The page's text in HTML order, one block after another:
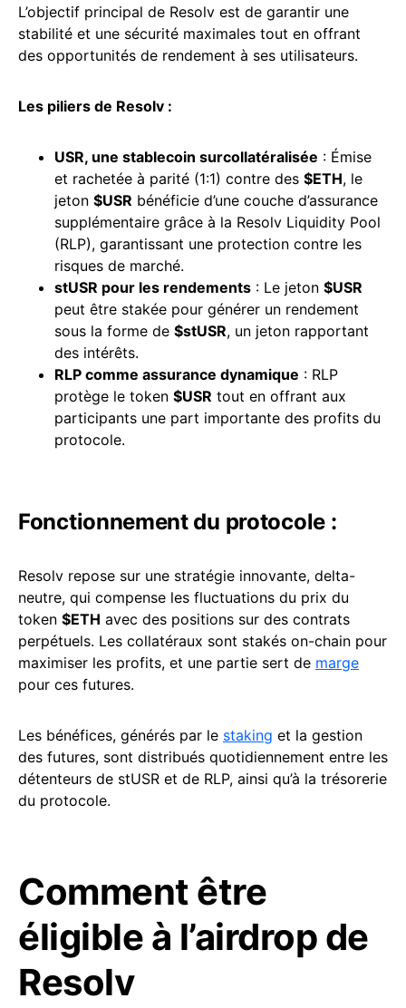
L’objectif principal de Resolv est de garantir une
stabilité et une sécurité maximales tout en offrant
des opportunités de rendement à ses utilisateurs.
Les piliers de Resolv :
USR, une stablecoin surcollatéralisée : Émise
et rachetée à parité (1:1) contre des $ETH, le
jeton $USR bénéficie d’une couche d’assurance
supplémentaire grâce à la Resolv Liquidity Pool
(RLP), garantissant une protection contre les
risques de marché.
stUSR pour les rendements : Le jeton $USR
peut être stakée pour générer un rendement
sous la forme de $stUSR, un jeton rapportant
des intérêts.
RLP comme assurance dynamique : RLP
protège le token $USR tout en offrant aux
participants une part importante des profits du
protocole.
Fonctionnement du protocole :
Resolv repose sur une stratégie innovante, delta-
neutre, qui compense les fluctuations du prix du
token $ETH avec des positions sur des contrats
perpétuels. Les collatéraux sont stakés on-chain pour
maximiser les profits, et une partie sert de marge
pour ces futures.
Les bénéfices, générés par le staking et la gestion
des futures, sont distribués quotidiennement entre les
détenteurs de stUSR et de RLP, ainsi qu’à la trésorerie
du protocole.
Comment être
éligible à l’airdrop de
Resolv